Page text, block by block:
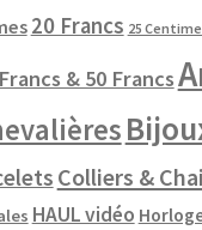
20 Francs 25
& 50 Francs
Colliers &
HAUL vidéo